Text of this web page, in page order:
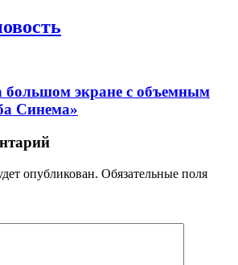
экране с объемным
Синема»
опубликован. Обязательные поля